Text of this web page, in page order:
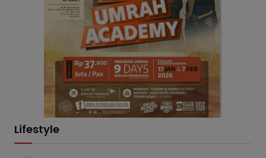
Lifestyle